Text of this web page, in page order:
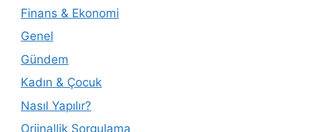
Finans & Ekonomi
Genel
Gündem
Kadın & Çocuk
Nasıl Yapılır?
Orjinallik Sorgulama